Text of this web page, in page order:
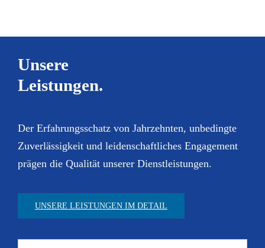
Unsere
Leistungen.
Der Erfahrungsschatz von Jahrzehnten, unbedingte
Zuverlässigkeit und leidenschaftliches Engagement
prägen die Qualität unserer Dienstleistungen.
UNSERE LEISTUNGEN IM DETAIL